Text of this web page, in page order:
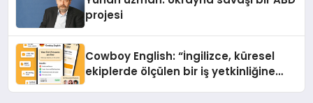
projesi
Cowboy English: “İngilizce, küresel
ekiplerde ölçülen bir iş yetkinliğine